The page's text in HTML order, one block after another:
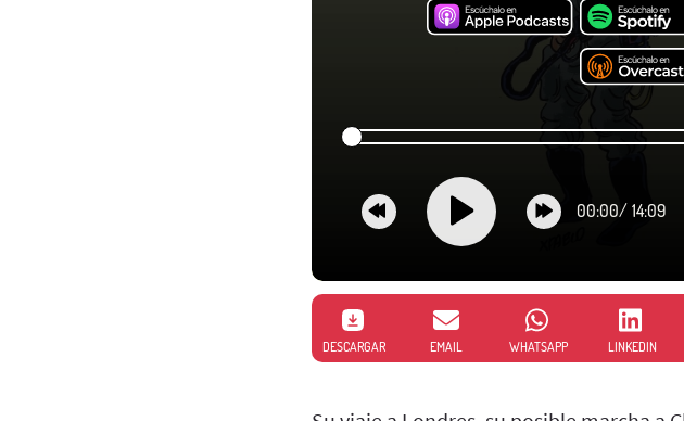
00:00/ 14:09
DESCARGAR EMAIL WHATSAPP LINKEDIN